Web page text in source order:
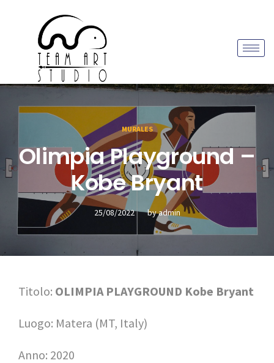
MURALES
Olimpia Playground –
Kobe Bryant
25/08/2022 byadmin
Titolo: OLIMPIA PLAYGROUND Kobe Bryant
Luogo: Matera (MT, Italy)
Anno: 2020